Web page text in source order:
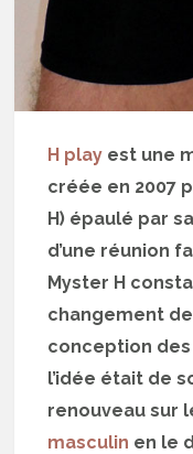
H play est une
créée en 2007
H) épaulé par
d’une réunion
Myster H
changement
conception
l’idée était de
renouveau sur
masculin en le